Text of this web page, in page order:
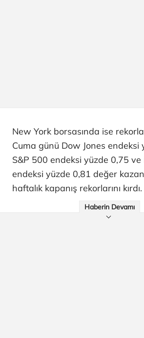
New York borsasında ise
Cuma günü Dow Jones endeksi
S&P 500 endeksi yüzde 0,75
endeksi yüzde 0,81 değer
haftalık kapanış rekorlarını kırdı.
Haberin Devamı